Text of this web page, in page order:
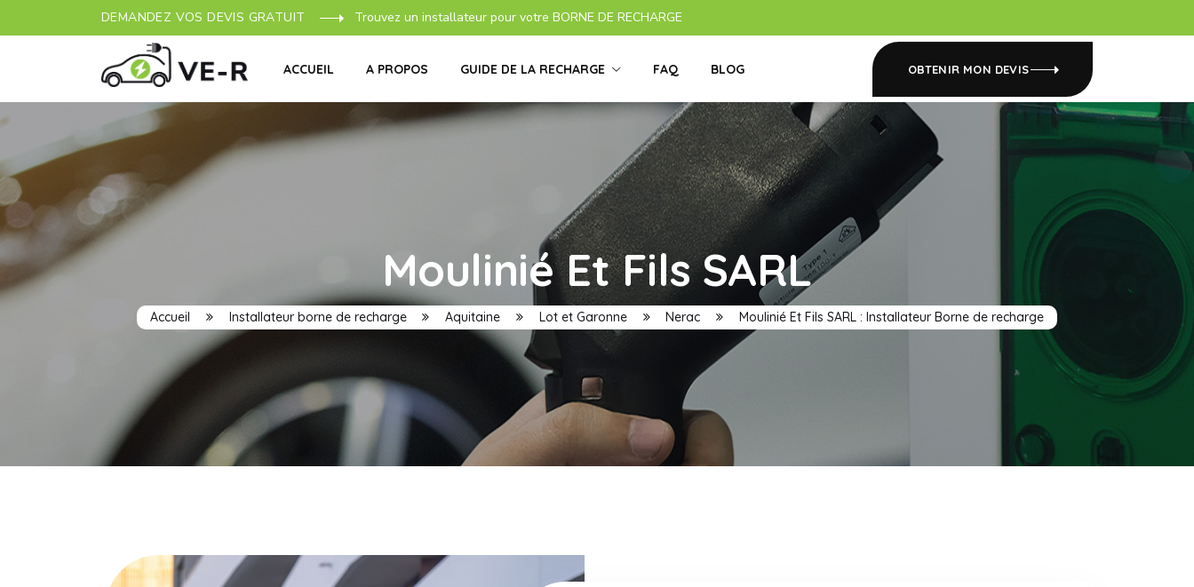
DEMANDEZ VOS DEVIS GRATUIT Trouvez un installateur pour votre BORNE DE RECHARGE
ACCUEIL A PROPOS GUIDE DE LA RECHARGE FAQ BLOG OBTENIR MON DEVIS
Moulinié Et Fils SARL
Accueil Installateur borne de recharge Aquitaine Lot et Garonne Nerac Moulinié Et Fils SARL : Installateur Borne de recharge